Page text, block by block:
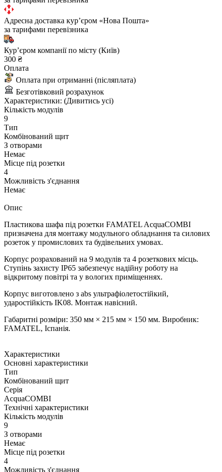
Адресна доставка курʼєром «Нова Пошта»
за тарифами перевізника
Курʼєром компанії по місту (Київ)
300 ₴
Оплата
Оплата при отриманні (післяплата)
Безготівковий розрахунок
Характеристики: (Дивитись усі)
Кількість модулів
9
Тип
Комбінований щит
З отворами
Немає
Місце під розетки
4
Можливість з'єднання
Немає
Опис
Пластикова шафа під розетки FAMATEL AcquaCOMBI
призначена для монтажу модульного обладнання та силових
розеток у промислових та будівельних умовах.
Корпус розрахований на 9 модулів та 4 розеткових місць.
Ступінь захисту IP65 забезпечує надійну роботу на
відкритому повітрі та у вологих приміщеннях.
Корпус виготовлено з abs ультрафіолетостійкий,
ударостійкість IK08. Монтаж навісний.
Габаритні розміри: 350 мм × 215 мм × 150 мм. Виробник:
FAMATEL, Іспанія.
Характеристики
Основні характеристики
Тип
Комбінований щит
Серія
AcquaCOMBI
Технічні характеристики
Кількість модулів
9
З отворами
Немає
Місце під розетки
4
Можливість з'єднання